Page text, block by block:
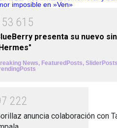
53 61 5
presenta su nuevo
News, FeaturedPosts, SliderPosts
7 222
anuncia colaboración con